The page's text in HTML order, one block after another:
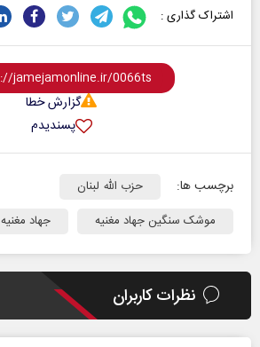
اشتراک گذاری :
گزارش خطا
پسندیدم
برچسب ها:
حزب الله لبنان
موشک سنگین جهاد مغنیه
جهاد مغنیه
نظرات کاربران